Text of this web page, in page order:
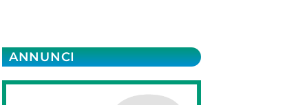
ANNUNCI